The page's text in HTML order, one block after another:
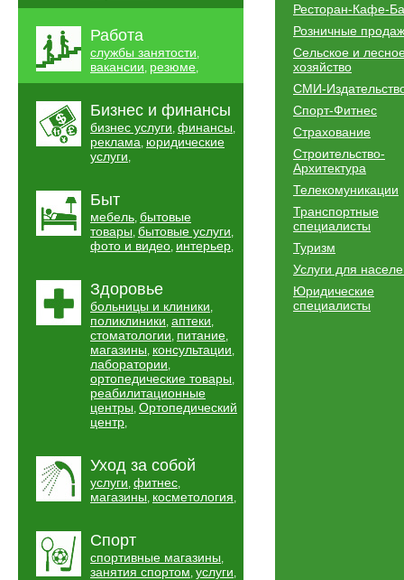
Работа
службы занятости,
вакансии, резюме,
Бизнес и финансы
бизнес услуги, финансы,
реклама, юридические
услуги,
Быт
мебель, бытовые
товары, бытовые услуги,
фото и видео, интерьер,
Здоровье
больницы и клиники,
поликлиники, аптеки,
стоматологии, питание,
магазины, консультации,
лаборатории,
ортопедические товары,
реабилитационные
центры, Ортопедический
центр,
Уход за собой
услуги, фитнес,
магазины, косметология,
Спорт
спортивные магазины,
занятия спортом, услуги,
Ресторан-Кафе-
Розничные
Сельское и
хозяйство
СМИ-
Спорт-Фитнес
Страхование
Строительство-
Архитектура
Телекомуникации
Транспортные
специалисты
Туризм
Услуги для
Юридические
специалисты